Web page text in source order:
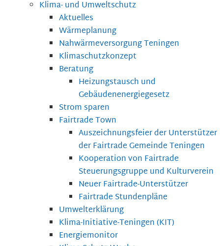
Klima- und Umweltschutz
Aktuelles
Wärmeplanung
Nahwärmeversorgung Teningen
Klimaschutzkonzept
Beratung
Heizungstausch und
Gebäudenenergiegesetz
Strom sparen
Fairtrade Town
Auszeichnungsfeier der Unterstützer
der Fairtrade Gemeinde Teningen
Kooperation von Fairtrade
Steuerungsgruppe und Kulturverein
Neuer Fairtrade-Unterstützer
Fairtrade Stundenpläne
Umwelterklärung
Klima-Initiative-Teningen (KIT)
Energiemonitor